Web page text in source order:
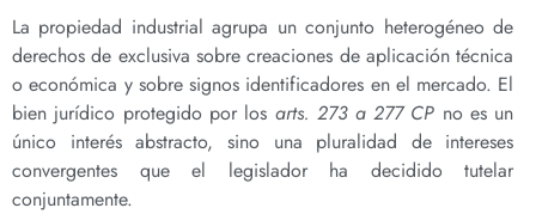
La propiedad industrial agrupa un conjunto heterogéneo de
derechos de exclusiva sobre creaciones de aplicación técnica
o económica y sobre signos identificadores en el mercado. El
bien jurídico protegido por los arts. 273 a 277 CP no es un
único interés abstracto, sino una pluralidad de intereses
convergentes que el legislador ha decidido tutelar
conjuntamente.